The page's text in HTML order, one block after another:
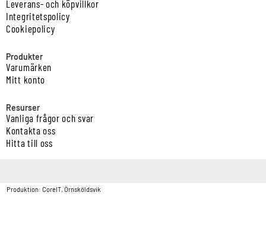
Leverans- och köpvillkor
Integritetspolicy
Cookiepolicy
Produkter
Varumärken
Mitt konto
Resurser
Vanliga frågor och svar
Kontakta oss
Hitta till oss
Produktion: CoreIT, Örnsköldsvik